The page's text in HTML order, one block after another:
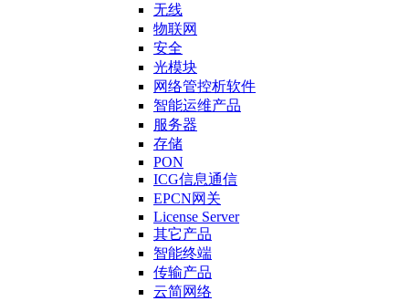
无线
物联网
安全
光模块
网络管控析软件
智能运维产品
服务器
存储
PON
ICG信息通信
EPCN网关
License Server
其它产品
智能终端
传输产品
云简网络